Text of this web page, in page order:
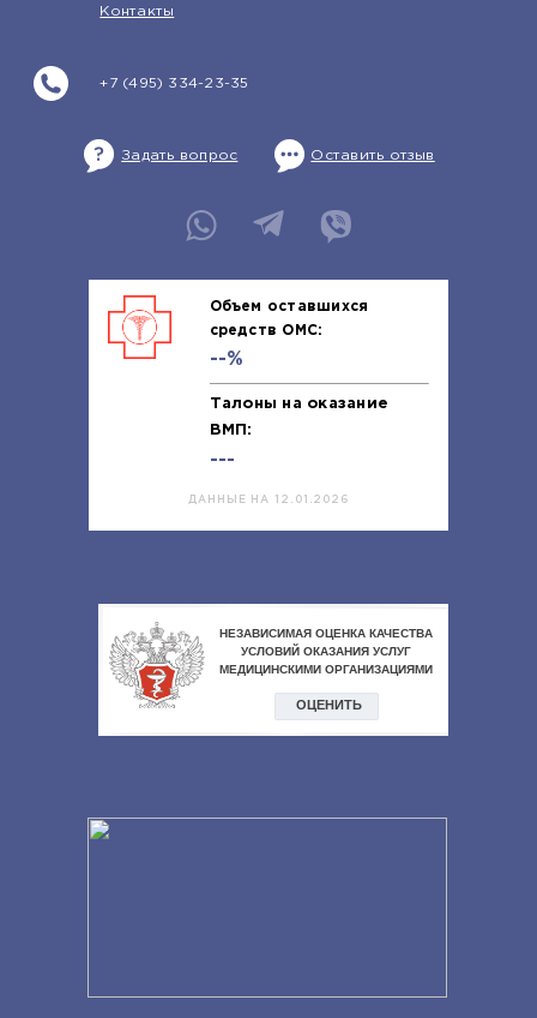
+7 (495) 334-23-35
Контакты
Задать вопрос Оставить отзыв
Объем оставшихся
средств ОМС:
--%
Талоны на оказание
ВМП:
---
ДАННЫЕ НА 12.01.2026